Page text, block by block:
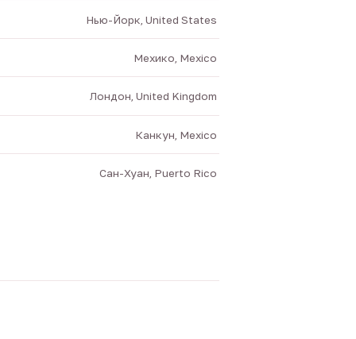
Нью-Йорк, United States
Мехико, Mexico
Лондон, United Kingdom
Канкун, Mexico
Сан-Хуан, Puerto Rico